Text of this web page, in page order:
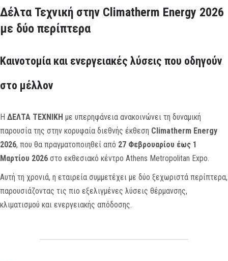
ΝΕΑ
ΦΥΛΛΑΔΙΑ
ΕΠΙΚΟΙΝΩΝΙΑ
E-SHOP
Δέλτα Τεχνική στην Climatherm Energy 2026
με δύο περίπτερα
Kαινοτομία και ενεργειακές λύσεις που οδηγούν
στο μέλλον
Η ΔΕΛΤΑ ΤΕΧΝΙΚΗ με υπερηφάνεια ανακοινώνει τη δυναμική
παρουσία της στην κορυφαία διεθνής έκθεση Climatherm Energy
2026, που θα πραγματοποιηθεί από 27 Φεβρουαρίου έως 1
Μαρτίου 2026 στο εκθεσιακό κέντρο Athens Metropolitan Expo.
Αυτή τη χρονιά, η εταιρεία συμμετέχει με δύο ξεχωριστά περίπτερα,
παρουσιάζοντας τις πιο εξελιγμένες λύσεις θέρμανσης,
κλιματισμού και ενεργειακής απόδοσης.